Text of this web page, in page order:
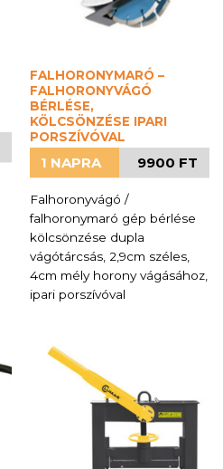
FALHORONYMARÓ –
FALHORONYVÁGÓ
BÉRLÉSE,
KÖLCSÖNZÉSE IPARI
PORSZÍVÓVAL
1 NAPRA 9900 FT
Falhoronyvágó /
falhoronymaró gép bérlése
kölcsönzése dupla
vágótárcsás, 2,9cm széles,
4cm mély horony vágásához,
ipari porszívóval